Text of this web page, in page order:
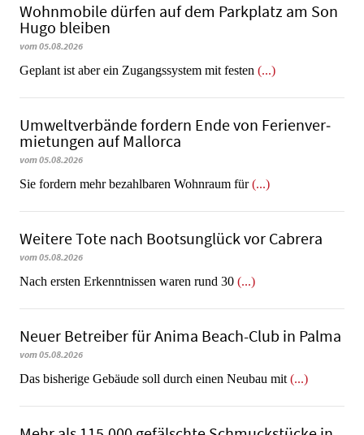
Wohnmobile dürfen auf dem Parkplatz am Son
Hugo bleiben
vom 05.08.2026
Geplant ist aber ein Zugangssystem mit festen (...)
Umweltverbände fordern Ende von Fe­ri­en­ver­
mie­tun­gen auf Mallorca
vom 05.08.2026
Sie fordern mehr bezahlbaren Wohnraum für(...)
Weitere Tote nach Bootsunglück vor Cabrera
vom 05.08.2026
​​​​​​​Nach ersten Erkenntnissen waren rund 30 (...)
Neuer Betreiber für Anima Beach-Club in Palma
vom 05.08.2026
Das bisherige Gebäude soll durch einen Neubau mit (...)